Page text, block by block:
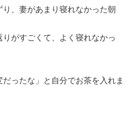
り、妻があまり寝れなかった朝
がすごくて、よく寝れなかっ
ったな」と自分でお茶を入れま